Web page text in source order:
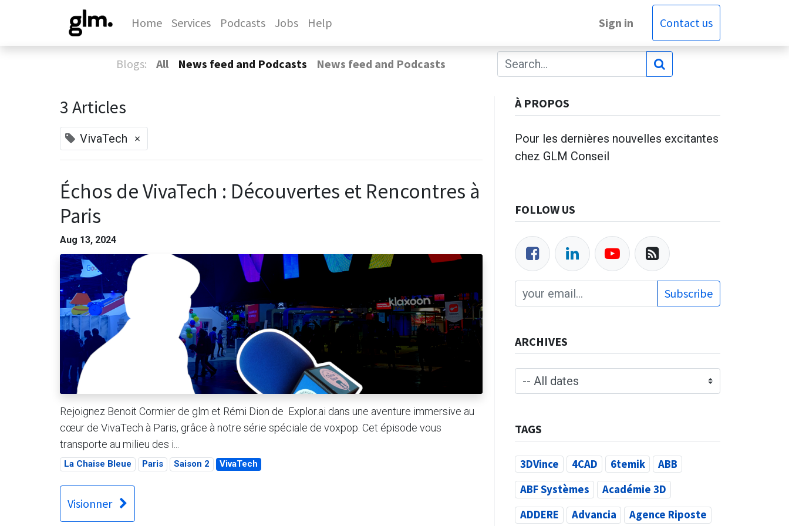
Home Services Podcasts Jobs Help Sign in Contact us
Blogs: All News feed and Podcasts News feed and Podcasts
3 Articles
VivaTech ×
Échos de VivaTech : Découvertes et Rencontres à
Paris
Aug 13, 2024
Rejoignez Benoit Cormier de glm et Rémi Dion de ​ Explor.ai dans une aventure immersive au
cœur de VivaTech à Paris, grâce à notre série spéciale de voxpop. Cet épisode vous
transporte au milieu des i...
La Chaise Bleue Paris Saison 2 VivaTech
Visionner
À PROPOS
Pour les dernières nouvelles excitantes
chez GLM Conseil
FOLLOW US
Subscribe
ARCHIVES
TAGS
3DVince 4CAD 6temik
ABB
ABF Systèmes
Académie 3D
ADDERE
Advancia Agence Riposte